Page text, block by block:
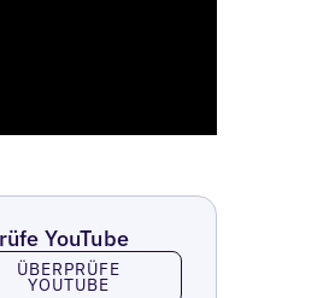
YouTube
YouTube
ÜBERPRÜFE
YOUTUBE